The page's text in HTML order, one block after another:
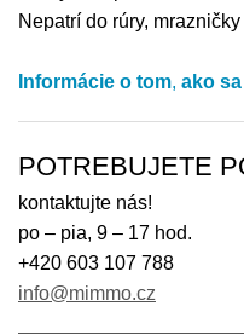
Nepatrí do rúry,
Informácie o tom, ako
POTREBUJETE
kontaktujte nás!
po – pia, 9 – 17 hod.
+420 603 107 788
info@mimmo.cz